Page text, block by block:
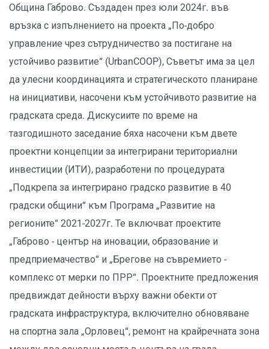
Община Габрово. Създаден през юли 2024г. във
връзка с изпълнението на проекта „По-добро
управление чрез сътрудничество за постигане на
устойчиво развитие“ (UrbanCOOP), Съветът има за цел
да улесни координацията и стратегическото планиране
на инициативи, насочени към устойчивото развитие на
градската среда. Дискусиите по време на
тазгодишното заседание бяха насочени към двете
проектни концепции за интегрирани териториални
инвестиции (ИТИ), разработени по процедурата
„Подкрепа за интегрирано градско развитие в 40
градски общини“ към Програма „Развитие на
регионите“ 2021-2027г. Те включват проектите
„Габрово - център на иновации, образование и
предприемачество“ и „Брегове на съвремието -
комплекс от мерки по ПРР“. Проектните предложения
предвиждат дейности върху важни обекти от
градската инфраструктура, включително обновяване
на спортна зала „Орловец“, ремонт на крайречната зона